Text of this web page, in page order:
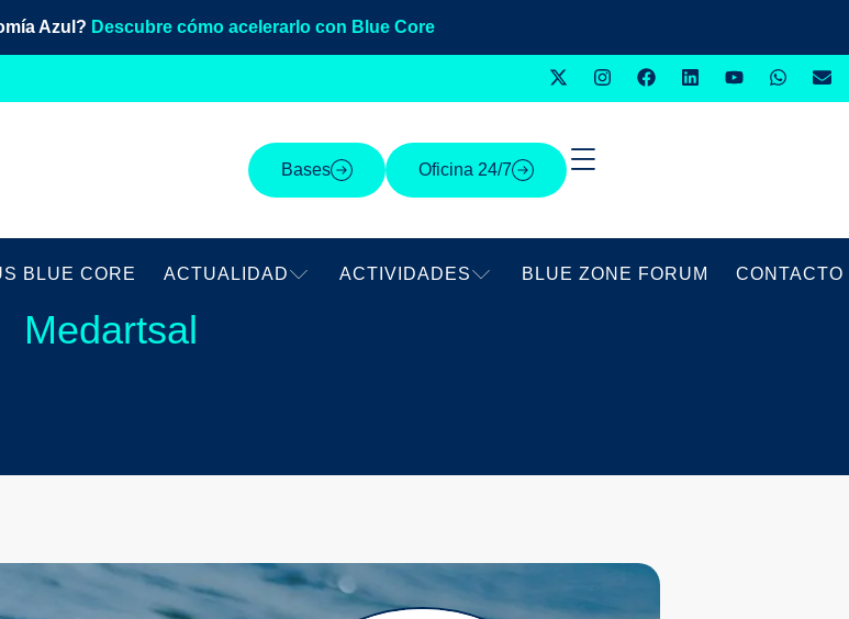
Azul? Descubre cómo acelerarlo con Blue Core
Bases Oficina 24/7
BLUE CORE ACTUALIDAD ACTIVIDADES BLUE ZONE FORUM CONTACTO
Medartsal